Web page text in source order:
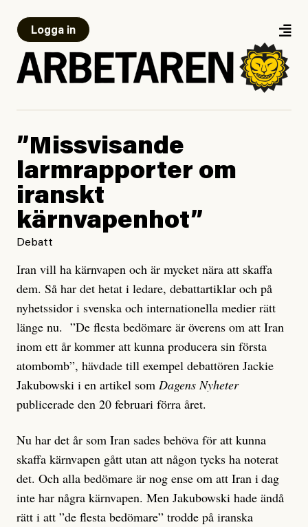
Logga in
”Missvisande
larmrapporter om
iranskt
kärnvapenhot”
Debatt
Iran vill ha kärnvapen och är mycket nära att skaffa
dem. Så har det hetat i ledare, debattartiklar och på
nyhetssidor i svenska och internationella medier rätt
länge nu. ”De flesta bedömare är överens om att Iran
inom ett år kommer att kunna producera sin första
atombomb”, hävdade till exempel debattören Jackie
Jakubowski i en artikel som Dagens Nyheter
publicerade den 20 februari förra året.
Nu har det år som Iran sades behöva för att kunna
skaffa kärnvapen gått utan att någon tycks ha noterat
det. Och alla bedömare är nog ense om att Iran i dag
inte har några kärnvapen. Men Jakubowski hade ändå
rätt i att ”de flesta bedömare” trodde på iranska